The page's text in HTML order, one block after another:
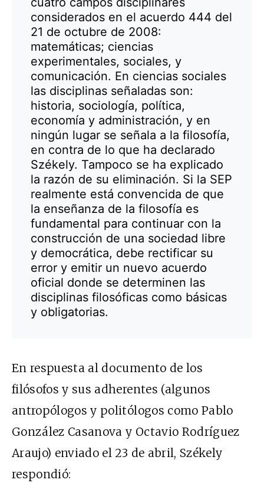
considerados en el acuerdo 444 del
21 de octubre de 2008:
matemáticas; ciencias
experimentales, sociales, y
comunicación. En ciencias sociales
las disciplinas señaladas son:
historia, sociología, política,
economía y administración, y en
ningún lugar se señala a la filosofía,
en contra de lo que ha declarado
Székely. Tampoco se ha explicado
la razón de su eliminación. Si la SEP
realmente está convencida de que
la enseñanza de la filosofía es
fundamental para continuar con la
construcción de una sociedad libre
y democrática, debe rectificar su
error y emitir un nuevo acuerdo
oficial donde se determinen las
disciplinas filosóficas como básicas
y obligatorias.
En respuesta al documento de los
filósofos y sus adherentes (algunos
antropólogos y politólogos como Pablo
González Casanova y Octavio Rodríguez
Araujo) enviado el 23 de abril, Székely
respondió: